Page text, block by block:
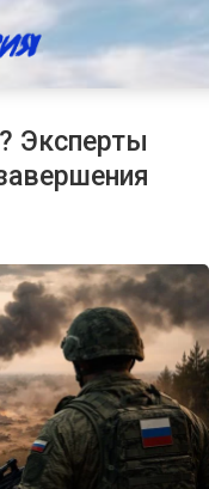
Эксперты